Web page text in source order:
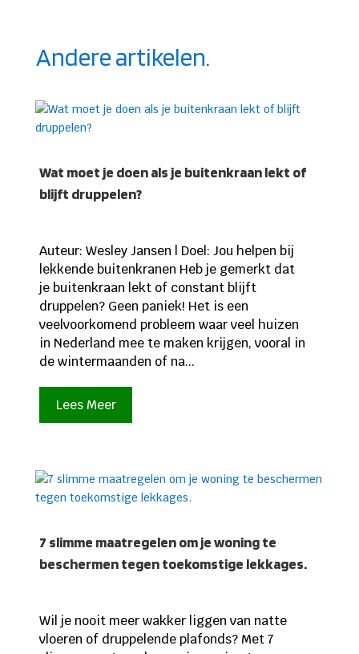
Andere artikelen.
Wat moet je doen als je buitenkraan lekt of
blijft druppelen?
Auteur: Wesley Jansen | Doel: Jou helpen bij
lekkende buitenkranen Heb je gemerkt dat
je buitenkraan lekt of constant blijft
druppelen? Geen paniek! Het is een
veelvoorkomend probleem waar veel huizen
in Nederland mee te maken krijgen, vooral in
de wintermaanden of na...
Lees Meer
7 slimme maatregelen om je woning te
beschermen tegen toekomstige lekkages.
Wil je nooit meer wakker liggen van natte
vloeren of druppelende plafonds? Met 7